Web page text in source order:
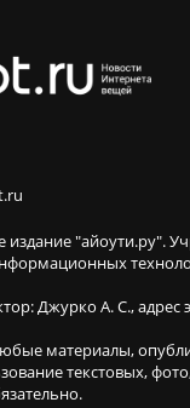
издание "айоути.ру".
Джурко А. С.,
материалы,
текстовых,